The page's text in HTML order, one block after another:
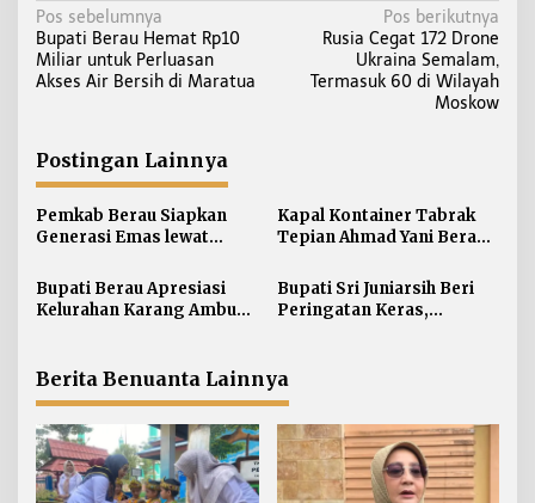
N
a
v
a
s
i
p
o
s
Pos sebelumnya
Bupati Berau Hemat Rp10
Miliar untuk Perluasan
Akses Air Bersih di Maratua
Pos berikutnya
Rusia Cegat 172 Drone
Ukraina Semalam,
Termasuk 60 di Wilayah
Moskow
Postingan Lainnya
Pemkab Berau Siapkan
Generasi Emas lewat
Kapal Kontainer Tabrak
Tepian Ahmad Yani Berau
Buka Suara Soal Ganti Rugi
Bupati Berau Apresiasi
Kelurahan Karang Ambun
Bupati Sri Juniarsih Beri
Peringatan Keras,
Berita Benuanta Lainnya